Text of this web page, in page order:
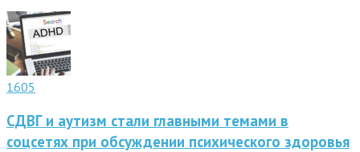
1605
СДВГ и аутизм стали главными темами в
соцсетях при обсуждении психического здоровья